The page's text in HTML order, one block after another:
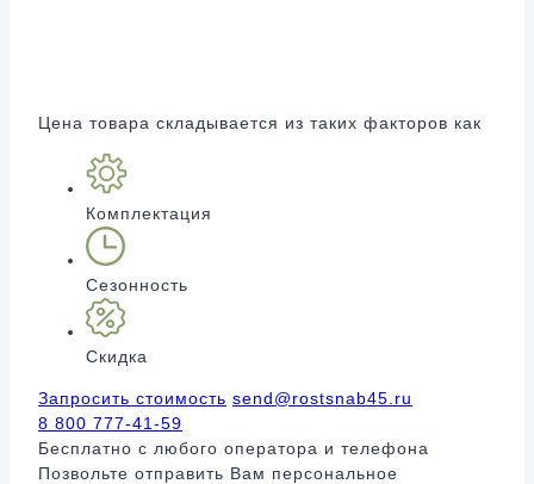
Цена товара складывается из таких факторов как
Комплектация
Сезонность
Скидка
Запросить стоимость send@rostsnab45.ru
8 800 777-41-59
Бесплатно с любого оператора и телефона
Позвольте отправить Вам персональное